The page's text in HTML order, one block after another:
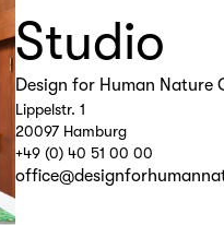
Studio
Design for Human Nature
Lippelstr. 1
20097 Hamburg
+49 (0) 40 51 00 00